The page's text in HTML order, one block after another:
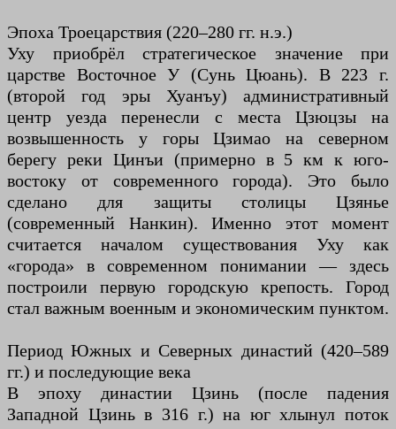
Эпоха Троецарствия (220–280 гг. н.э.)
Уху приобрёл стратегическое значение при
царстве Восточное У (Сунь Цюань). В 223 г.
(второй год эры Хуанъу) административный
центр уезда перенесли с места Цзюцзы на
возвышенность у горы Цзимао на северном
берегу реки Цинъи (примерно в 5 км к юго-
востоку от современного города). Это было
сделано для защиты столицы Цзянье
(современный Нанкин). Именно этот момент
считается началом существования Уху как
«города» в современном понимании — здесь
построили первую городскую крепость. Город
стал важным военным и экономическим пунктом.
Период Южных и Северных династий (420–589
гг.) и последующие века
В эпоху династии Цзинь (после падения
Западной Цзинь в 316 г.) на юг хлынул поток